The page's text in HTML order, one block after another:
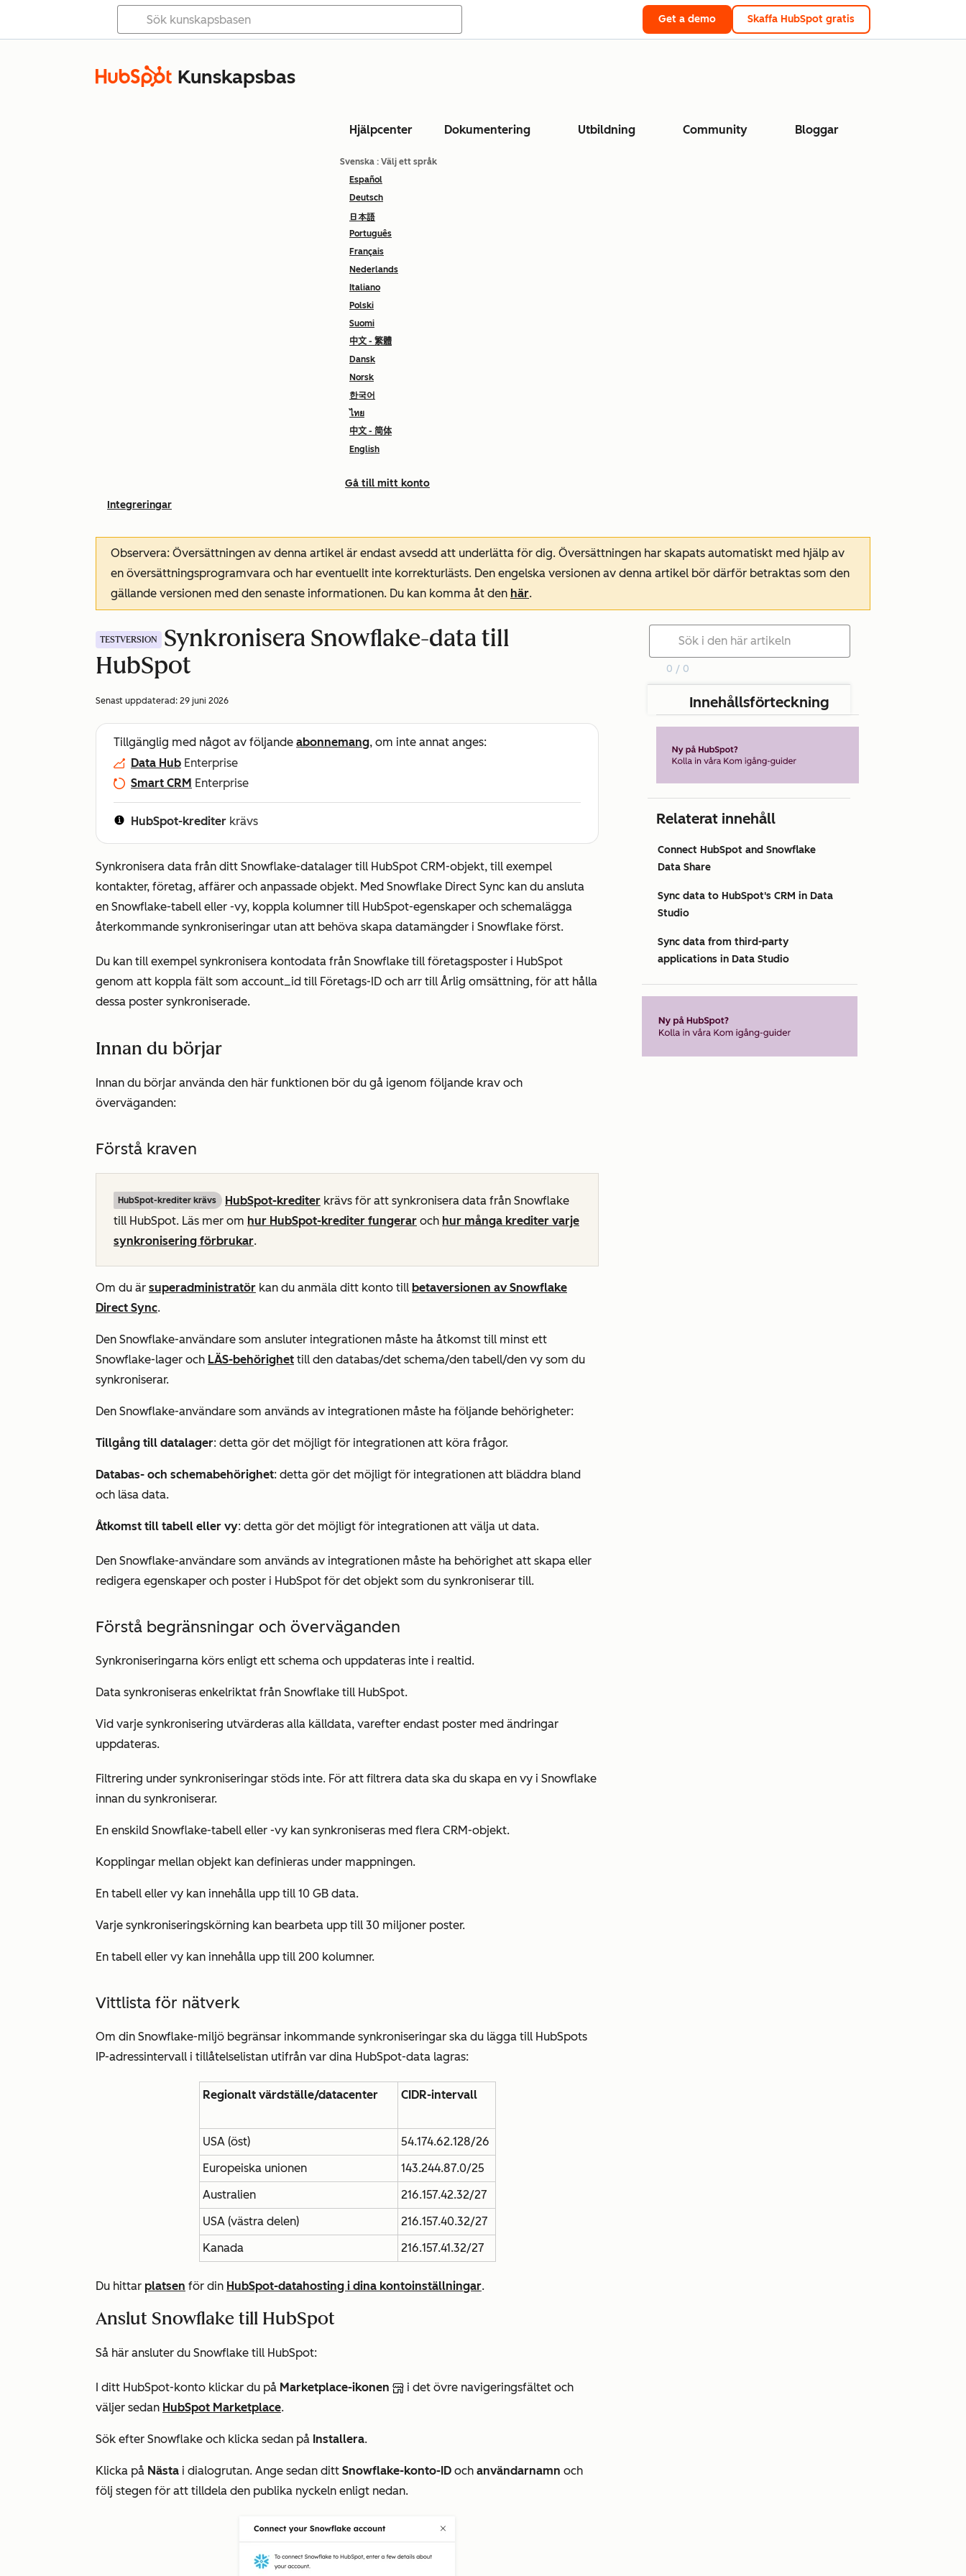
Get a demo Skaffa HubSpot gratis
Kunskapsbas
Hjälpcenter Dokumentering Utbildning Community Bloggar
Svenska : Välj ett språk
Español
Deutsch
日本語
Português
Français
Nederlands
Italiano
Polski
Suomi
中文 - 繁體
Dansk
Norsk
한국어
ไทย
中文 - 简体
English
Gå till mitt konto
Integreringar
Observera: Översättningen av denna artikel är endast avsedd att underlätta för dig. Översättningen har skapats automatiskt med hjälp av
en översättningsprogramvara och har eventuellt inte korrekturlästs. Den engelska versionen av denna artikel bör därför betraktas som den
gällande versionen med den senaste informationen. Du kan komma åt den här.
TESTVERSION
Synkronisera Snowflake-data till
HubSpot
Senast uppdaterad: 29 juni 2026
Tillgänglig med något av följande abonnemang, om inte annat anges:
Data Hub Enterprise
Smart CRM Enterprise
HubSpot-krediter krävs
Synkronisera data från ditt Snowflake-datalager till HubSpot CRM-objekt, till exempel
kontakter, företag, affärer och anpassade objekt. Med Snowflake Direct Sync kan du ansluta
en Snowflake-tabell eller -vy, koppla kolumner till HubSpot-egenskaper och schemalägga
återkommande synkroniseringar utan att behöva skapa datamängder i Snowflake först.
Du kan till exempel synkronisera kontodata från Snowflake till företagsposter i HubSpot
genom att koppla fält som account_id till Företags-ID och arr till Årlig omsättning, för att hålla
dessa poster synkroniserade.
Innan du börjar
Innan du börjar använda den här funktionen bör du gå igenom följande krav och
överväganden:
Förstå kraven
HubSpot-krediter krävs HubSpot-krediter krävs för att synkronisera data från Snowflake
till HubSpot. Läs mer om hur HubSpot-krediter fungerar och hur många krediter varje
synkronisering förbrukar.
Om du är superadministratör kan du anmäla ditt konto till betaversionen av Snowflake
Direct Sync.
Den Snowflake-användare som ansluter integrationen måste ha åtkomst till minst ett
Snowflake-lager och LÄS-behörighet till den databas/det schema/den tabell/den vy som du
synkroniserar.
Den Snowflake-användare som används av integrationen måste ha följande behörigheter:
Tillgång till datalager: detta gör det möjligt för integrationen att köra frågor.
Databas- och schemabehörighet: detta gör det möjligt för integrationen att bläddra bland
och läsa data.
Åtkomst till tabell eller vy: detta gör det möjligt för integrationen att välja ut data.
Den Snowflake-användare som används av integrationen måste ha behörighet att skapa eller
redigera egenskaper och poster i HubSpot för det objekt som du synkroniserar till.
Förstå begränsningar och överväganden
Synkroniseringarna körs enligt ett schema och uppdateras inte i realtid.
Data synkroniseras enkelriktat från Snowflake till HubSpot.
Vid varje synkronisering utvärderas alla källdata, varefter endast poster med ändringar
uppdateras.
Filtrering under synkroniseringar stöds inte. För att filtrera data ska du skapa en vy i Snowflake
innan du synkroniserar.
En enskild Snowflake-tabell eller -vy kan synkroniseras med flera CRM-objekt.
Kopplingar mellan objekt kan definieras under mappningen.
En tabell eller vy kan innehålla upp till 10 GB data.
Varje synkroniseringskörning kan bearbeta upp till 30 miljoner poster.
En tabell eller vy kan innehålla upp till 200 kolumner.
Vittlista för nätverk
Om din Snowflake-miljö begränsar inkommande synkroniseringar ska du lägga till HubSpots
IP-adressintervall i tillåtelselistan utifrån var dina HubSpot-data lagras:
Regionalt värdställe/datacenter CIDR-intervall
USA (öst)
54.174.62.128/26
Europeiska unionen
143.244.87.0/25
Australien
216.157.42.32/27
USA (västra delen)
216.157.40.32/27
Kanada
216.157.41.32/27
Du hittar platsen för din HubSpot-datahosting i dina kontoinställningar.
Anslut Snowflake till HubSpot
Så här ansluter du Snowflake till HubSpot:
I ditt HubSpot-konto klickar du på Marketplace-ikonen
i det övre navigeringsfältet och
väljer sedan HubSpot Marketplace.
Sök efter Snowflake och klicka sedan på Installera.
Klicka på Nästa i dialogrutan. Ange sedan ditt Snowflake-konto-ID och användarnamn och
följ stegen för att tilldela den publika nyckeln enligt nedan.
0 / 0
Innehållsförteckning
Relaterat innehåll
Connect HubSpot and Snowflake
Data Share
Sync data to HubSpot's CRM in Data
Studio
Sync data from third-party
applications in Data Studio